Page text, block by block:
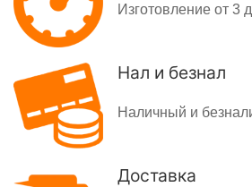
Изготовление от 3
Нал и безнал
Наличный и
Доставка